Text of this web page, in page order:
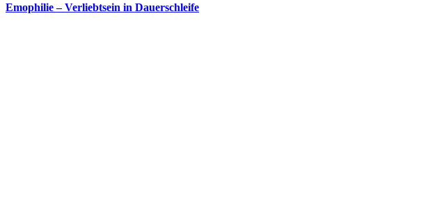
Emophilie – Verliebtsein in Dauerschleife